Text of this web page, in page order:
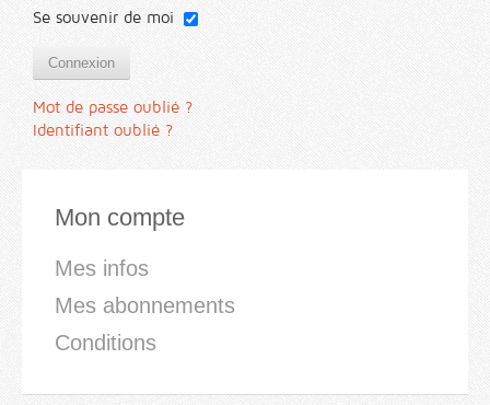
Se souvenir de moi
Connexion
Mot de passe oublié ?
Identifiant oublié ?
Mon compte
Mes infos
Mes abonnements
Conditions